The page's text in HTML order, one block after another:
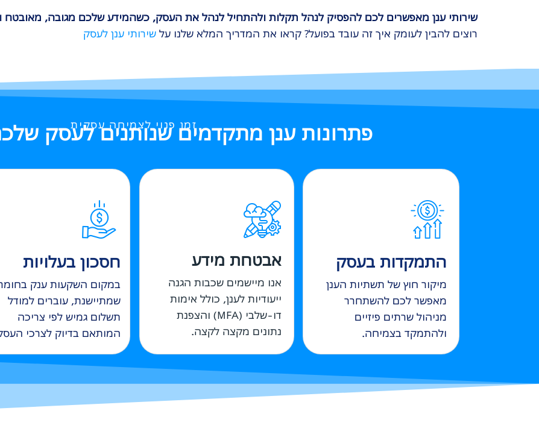
שירותי ענן מאפשרים לכם להפסיק לנהל תקלות ולהתחיל לנהל את העסק, כשהמידע שלכם מגובה, מאובטח וזמין
רוצים להבין לעומק איך זה עובד בפועל? קראו את המדריך המלא שלנו על שירותי ענן לעסק
זמן פנוי לצמיחה עסקית
פתרונות ענן מתקדמים שנותנים לעסק
התמקדות בעסק
מיקור חוץ של תשתיות הענן
מאפשר לכם להשתחרר
מניהול שרתים פיזיים
ולהתמקד בצמיחה.
אבטחת מידע
אנו מיישמים שכבות הגנה
ייעודיות לענן, כולל אימות
דו-שלבי (MFA) והצפנת
נתונים מקצה לקצה.
חסכון בעלויות
במקום השקעות ענק
שמתיישנת, עוברים למודל
תשלום גמיש לפי צריכה
המותאם בדיוק לצרכי